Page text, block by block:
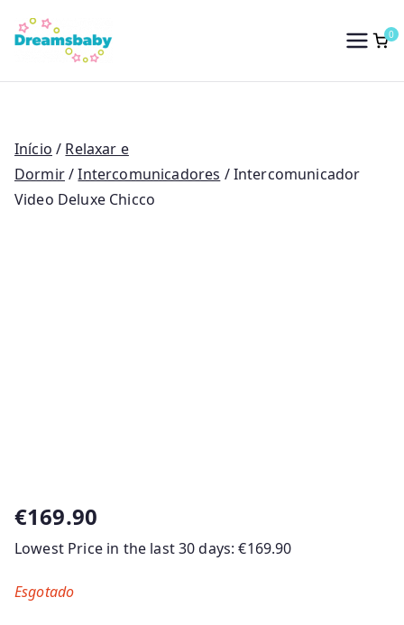
para
conteúdo
Dreams Baby
0
Início / Relaxar e
Dormir/Intercomunicadores / Intercomunicador
Video Deluxe Chicco
€169.90
Lowest Price in the last 30 days:€169.90
Esgotado